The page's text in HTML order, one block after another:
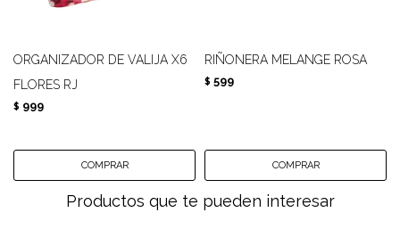
ORGANIZADOR DE VALIJA X6
FLORES RJ
$ 999
RIÑONERA MELANGE ROSA
$ 599
Productos que te pueden interesar